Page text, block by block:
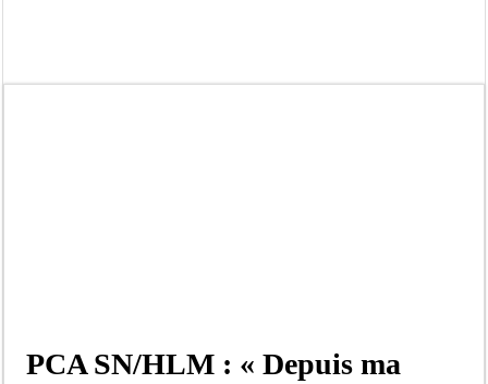
PCA SN/HLM : « Depuis ma